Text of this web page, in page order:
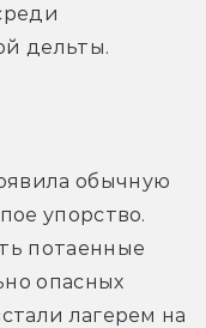
дельты.
обычную
упорство.
потаенные
опасных
лагерем на